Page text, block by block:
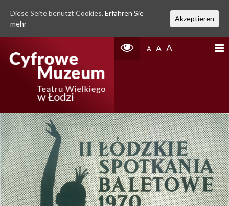
A A A
Diese Seite benutzt Cookies. Erfahren Sie
mehr
Akzeptieren